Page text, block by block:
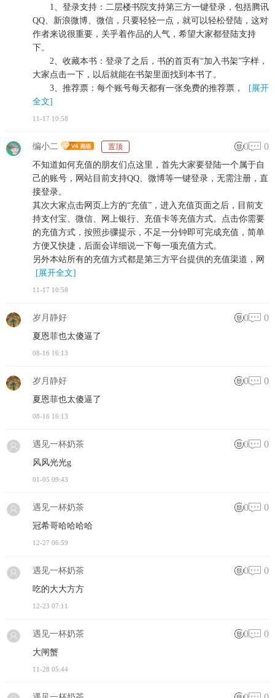
1、登录支持：二层楼书院支持第三方一键登录，包括腾讯
QQ、新浪微博、微信，只要轻轻一点，就可以轻松登陆，这对
作者来说很重要，关乎着作品的人气，希望大家都登陆支持
下。
2、收藏本书：登录了之后，书的首页有“加入书架”字样，
大家点击一下，以后就能在书架里面找到本书了。
3、推荐票：每个账号每天都有一张免费的推荐票，
[展开
全文]
11-17 10:58
编小二 置顶 0 0
不知道如何充值的朋友们点这里，首先大家要登陆一个属于自
己的账号，网站目前支持QQ、微博等一键登录，无需注册，直
接登录。
其次大家点击网页上方的“充值”，进入充值页面之后，目前支
持支付宝、微信、网上银行、充值卡等充值方式。点击你需要
的充值方式，按照步骤提示，不足一分钟即可完成充值，简单
方便又快捷，后面会详细说一下每一项充值方式。
另外本站所有的充值方式都是第三方平台提供的充值渠道，网
[展开全文]
11-17 10:58
岁月静好 0 0
夏恩菲也太傻逼了
08-16 16:13
岁月静好 0 0
夏恩菲也太傻逼了
08-16 16:13
遇见一杯奶茶 0 0
风风光光g
01-05 09:43
遇见一杯奶茶 0 0
冠希哥哈哈哈哈
12-27 06:59
遇见一杯奶茶 0 0
吃的大大方方
12-23 07:11
遇见一杯奶茶 0 0
大闸蟹
11-28 05:44